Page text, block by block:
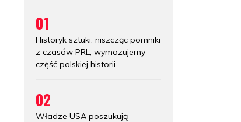
01
Historyk sztuki: niszcząc pomniki
z czasów PRL, wymazujemy
część polskiej historii
02
Władze USA poszukują